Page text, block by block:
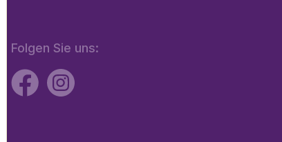
Folgen Sie uns: